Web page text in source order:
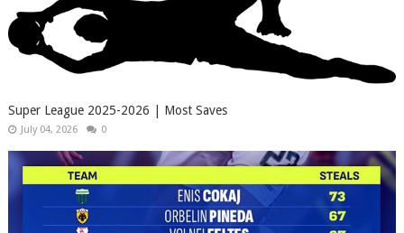
Super League 2025-2026 | Most Saves
July 04, 2026 0